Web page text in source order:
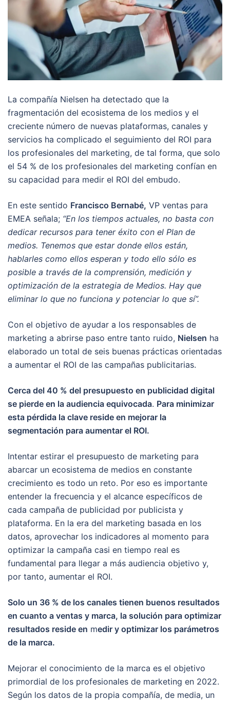
La compañía Nielsen ha detectado que la
fragmentación del ecosistema de los medios y el
creciente número de nuevas plataformas, canales y
servicios ha complicado el seguimiento del ROI para
los profesionales del marketing, de tal forma, que solo
el 54 % de los profesionales del marketing confían en
su capacidad para medir el ROI del embudo.
En este sentido Francisco Bernabé, VP ventas para
EMEA señala; “En los tiempos actuales, no basta con
dedicar recursos para tener éxito con el Plan de
medios. Tenemos que estar donde ellos están,
hablarles como ellos esperan y todo ello sólo es
posible a través de la comprensión, medición y
optimización de la estrategia de Medios. Hay que
eliminar lo que no funciona y potenciar lo que sí”.
Con el objetivo de ayudar a los responsables de
marketing a abrirse paso entre tanto ruido, Nielsen ha
elaborado un total de seis buenas prácticas orientadas
a aumentar el ROI de las campañas publicitarias.
Cerca del 40 % del presupuesto en publicidad digital
se pierde en la audiencia equivocada. Para minimizar
esta pérdida la clave reside en mejorar la
segmentación para aumentar el ROI.
Intentar estirar el presupuesto de marketing para
abarcar un ecosistema de medios en constante
crecimiento es todo un reto. Por eso es importante
entender la frecuencia y el alcance específicos de
cada campaña de publicidad por publicista y
plataforma. En la era del marketing basada en los
datos, aprovechar los indicadores al momento para
optimizar la campaña casi en tiempo real es
fundamental para llegar a más audiencia objetivo y,
por tanto, aumentar el ROI.
Solo un 36 % de los canales tienen buenos resultados
en cuanto a ventas y marca, la solución para optimizar
resultados reside en medir y optimizar los parámetros
de la marca.
Mejorar el conocimiento de la marca es el objetivo
primordial de los profesionales de marketing en 2022.
Según los datos de la propia compañía, de media, un